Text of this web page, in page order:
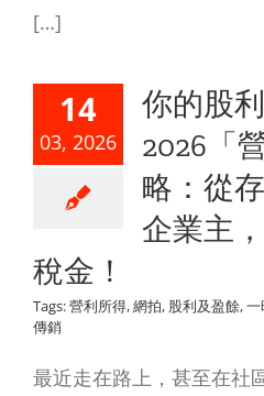
[…]
14
03, 2026
你的股
2026「
略：從
企業主
稅金！
Tags:營利所得,網拍, 股利及盈餘,一
傳銷
最近走在路上，甚至在社